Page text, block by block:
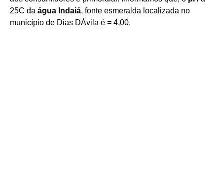
25C da água Indaiá, fonte esmeralda localizada no
município de Dias DÁvila é = 4,00.